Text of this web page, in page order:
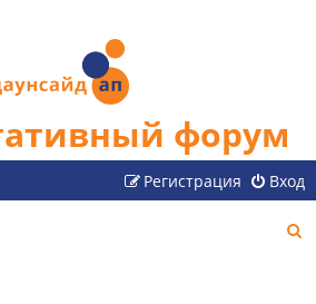
форум
Вход
Регистрация